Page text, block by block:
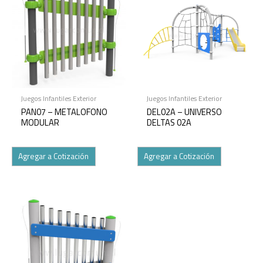
Juegos Infantiles Exterior
PAN07 – METALOFONO
MODULAR
Agregar a Cotización
Juegos Infantiles Exterior
DEL02A – UNIVERSO
DELTAS 02A
Agregar a Cotización